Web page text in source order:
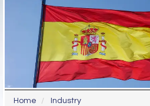
Home
Industry